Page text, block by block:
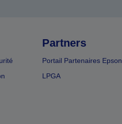
Partners
Portail Partenaires Epson
LPGA